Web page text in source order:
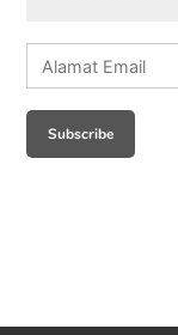
Alamat
Email
Subscribe